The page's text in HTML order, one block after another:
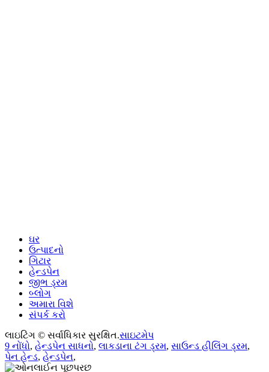
ઘર
ઉત્પાદનો
ગિટાર
હેન્ડપેન
જીભ ડ્રમ
બ્લોગ
અમારા વિશે
સંપર્ક કરો
લાઇટિંગ © સર્વાધિકાર સુરક્ષિત.સાઇટમેપ
9 નોંધો, હેન્ડપેન સાધનો, લાકડાના ટંગ ડ્રમ, સાઉન્ડ હીલિંગ ડ્રમ,
પેન હેન્ડ, હેન્ડપેન,